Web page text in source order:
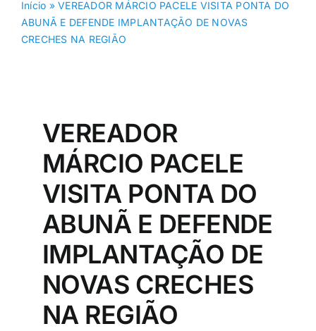
Início »VEREADOR MÁRCIO PACELE VISITA PONTA DO
ABUNÃ E DEFENDE IMPLANTAÇÃO DE NOVAS
CRECHES NA REGIÃO
VEREADOR
MÁRCIO PACELE
VISITA PONTA DO
ABUNÃ E DEFENDE
IMPLANTAÇÃO DE
NOVAS CRECHES
NA REGIÃO